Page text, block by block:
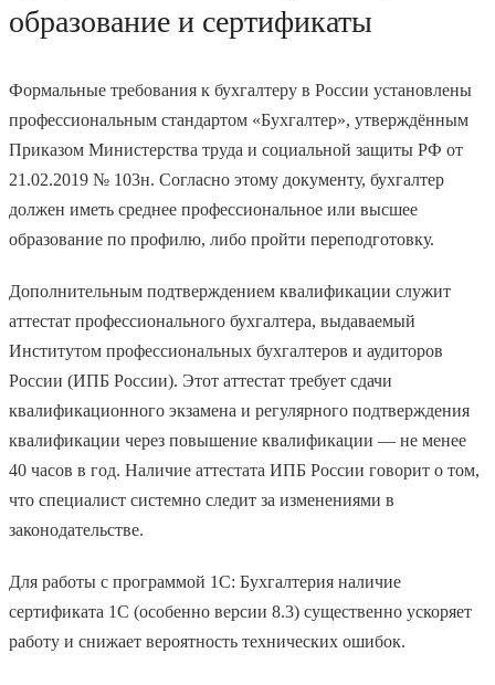
образование и сертификаты
Формальные требования к бухгалтеру в России установлены
профессиональным стандартом «Бухгалтер», утверждённым
Приказом Министерства труда и социальной защиты РФ от
21.02.2019 № 103н. Согласно этому документу, бухгалтер
должен иметь среднее профессиональное или высшее
образование по профилю, либо пройти переподготовку.
Дополнительным подтверждением квалификации служит
аттестат профессионального бухгалтера, выдаваемый
Институтом профессиональных бухгалтеров и аудиторов
России (ИПБ России). Этот аттестат требует сдачи
квалификационного экзамена и регулярного подтверждения
квалификации через повышение квалификации — не менее
40 часов в год. Наличие аттестата ИПБ России говорит о том,
что специалист системно следит за изменениями в
законодательстве.
Для работы с программой 1С: Бухгалтерия наличие
сертификата 1С (особенно версии 8.3) существенно ускоряет
работу и снижает вероятность технических ошибок.